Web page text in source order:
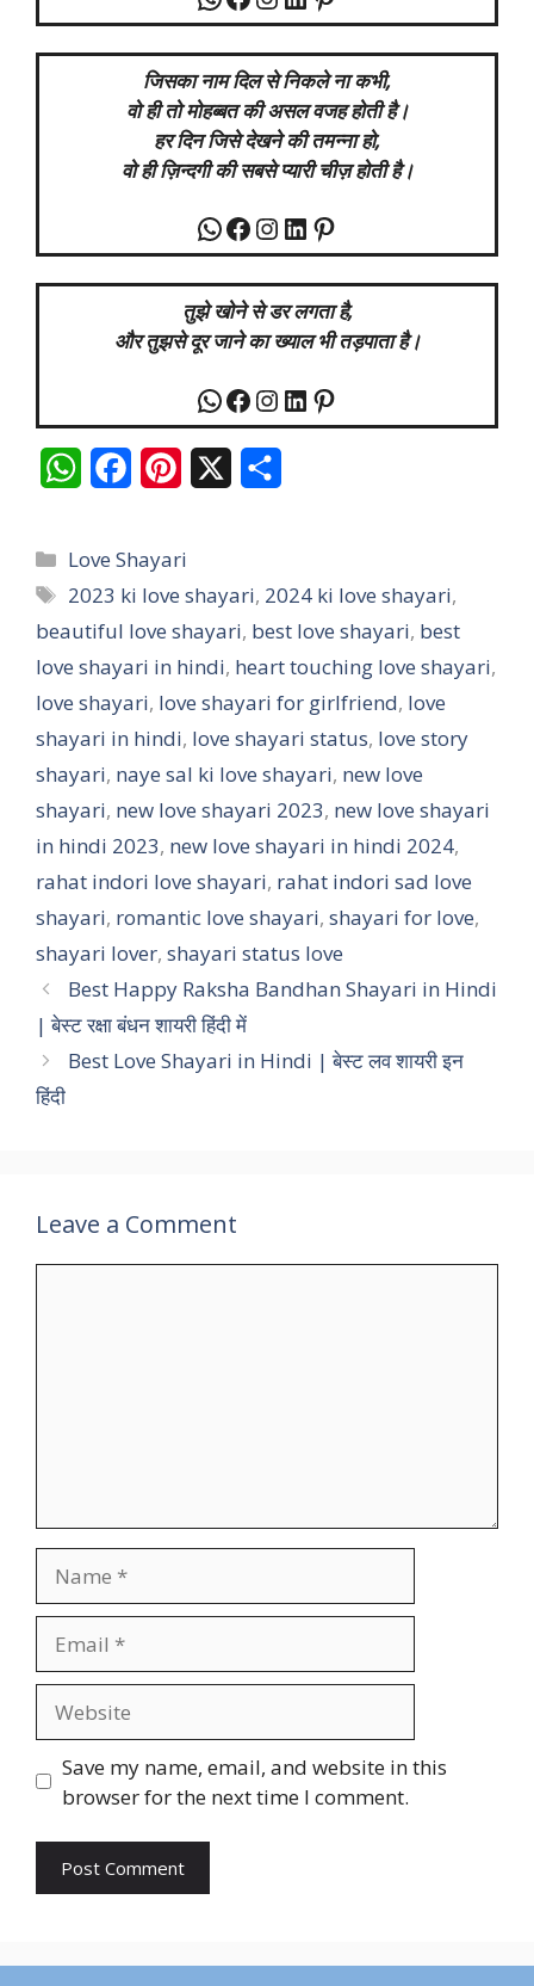
जिसका नाम दिल से निकले ना कभी,
वो ही तो मोहब्बत की असल वजह होतीहै।
हर दिन जिसे देखने की तमन्ना हो,
वो ही ज़िन्दगी की सबसे प्यारी चीज़ होती है।
WhatsApp
Facebook
Instagram
LinkedIn
Pinterest
तुझे खोने से डर लगता है,
औरतुझसेदूर जाने का ख्याल भी तड़पाता है।
WhatsApp
Facebook
Instagram
LinkedIn
Pinterest
W
t
s
A
p
p
e
b
o
o
k
n
t
e
r
e
s
r
e
Categories
Love Shayari
Tags
2023 ki love shayari, 2024 ki love shayari,
beautiful love shayari, best love shayari, best
love shayari in hindi, heart touching love shayari,
love shayari, love shayari for girlfriend, love
shayari in hindi, love shayari status, love story
shayari, naye sal ki love shayari, new love
shayari, new love shayari 2023, new love shayari
in hindi 2023, new love shayari in hindi 2024,
rahat indori love shayari, rahat indori sad love
shayari, romantic love shayari, shayari for love,
shayari lover, shayari status love
Best Happy Raksha Bandhan Shayari in Hindi
| बेस्ट रक्षा बंधन शायरी हिंदी में
Best Love Shayari in Hindi | बेस्ट लव शायरी इन
हिंदी
Leave a Comment
Save my name, email, and website in this
browser for the next time I comment.